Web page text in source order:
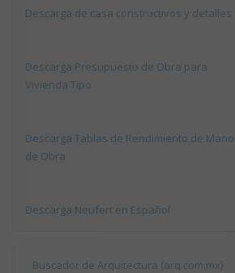
Descarga de casa constructivos y detalles
Descarga Presupuesto de Obra para
Vivienda Tipo
Descarga Tablas de Rendimiento de Mano
de Obra
Descarga Neufert en Español
Buscador de Arquitectura (arq.com.mx)